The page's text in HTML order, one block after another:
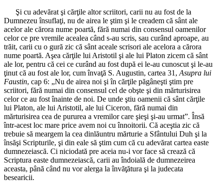
Şi cu adevărat şi cărţile altor scriitori, carii nu au fost de la
Dumnezeu însuflaţi, nu de airea le ştim şi le creadem că sânt ale
acelor ale cărora nume poartă, fără numai din consensul oamenilor
celor ce pre vremile acealea când s-au scris, sau curând aproape, au
trăit, carii cu o gură zic că sânt aceale scrisori ale acelora a cărora
nume poartă. Aşea cărţile lui Aristotil şi ale lui Platon zicem că sânt
ale lor, pentru că cei ce curând au fost după ei le-au cunoscut şi le-au
ţinut că au fost ale lor, cum învaţă S. Augustin, cartea 31, Asupra lui
Faustin, cap 6: „Nu de airea noi şi în cărţile păgâneşti ştim pre
scriitori, fără numai din consensul cel de obşte şi din mărturisirea
celor ce au fost înainte de noi. De unde ştiu oamenii că sânt cărţile
lui Platon, ale lui Aristotil, ale lui Ciceron, fără numai din
mărturisirea cea de pururea a vremilor care şieşi şi-au urmat”. Însă
într-acest loc mare price avem noi cu înnoitorii. Că aceştia zic că
trebuie să meargem la cea dinlăuntru mărturie a Sfântului Duh şi la
însăşi Scripturile, şi din eale să ştim cum că cu adevărat cartea easte
dumnezeiască. Ci niciodată pre aceia nu-i vor face să crează că
Scriptura easte dumnezeiască, carii au îndoială de dumnezeirea
aceasta, până când nu vor alerga la învăţătura şi la judecata
besearicii.